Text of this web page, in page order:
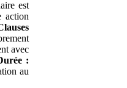
est
action
avec
:
au